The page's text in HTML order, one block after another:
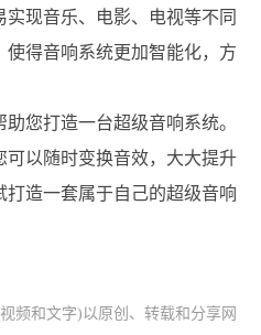
现音乐、电影、电视等不同
得音响系统更加智能化，方
您打造一台超级音响系统。
以随时变换音效，大大提升
造一套属于自己的超级音响
频和文字)以原创、转载和分享网